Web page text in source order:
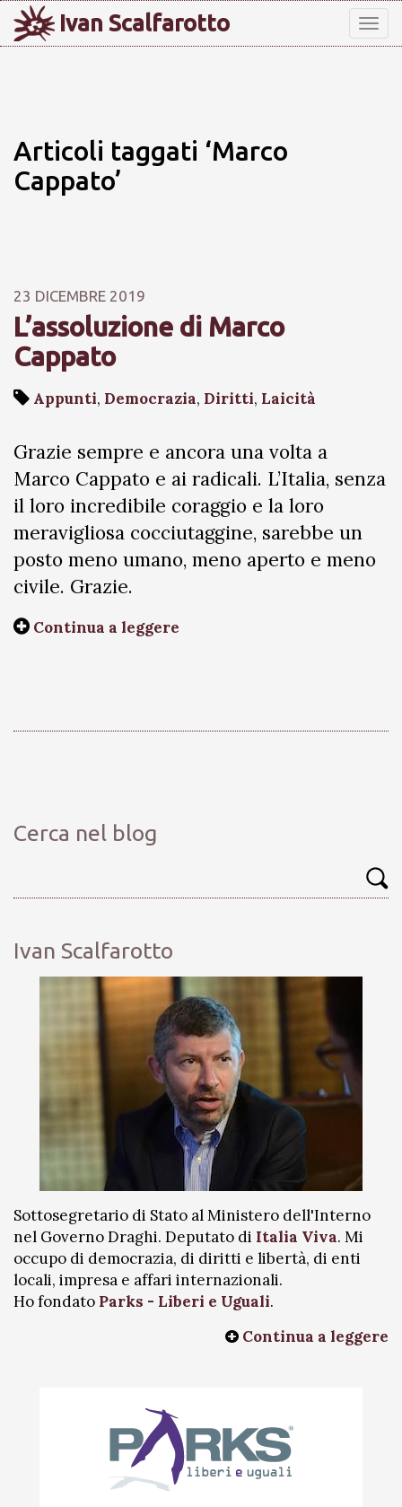
Ivan Scalfarotto
Articoli taggati ‘Marco
Cappato’
23 DICEMBRE 2019
L’assoluzione di Marco
Cappato
Appunti, Democrazia, Diritti, Laicità
Grazie sempre e ancora una volta a
Marco Cappato e ai radicali. L’Italia, senza
il loro incredibile coraggio e la loro
meravigliosa cocciutaggine, sarebbe un
posto meno umano, meno aperto e meno
civile. Grazie.
Continua a leggere
Cerca nel blog
Ivan Scalfarotto
Sottosegretario di Stato al Ministero dell'Interno
nel Governo Draghi. Deputato di Italia Viva. Mi
occupo di democrazia, di diritti e libertà, di enti
locali, impresa e affari internazionali.
Ho fondato Parks - Liberi e Uguali.
Continua a leggere